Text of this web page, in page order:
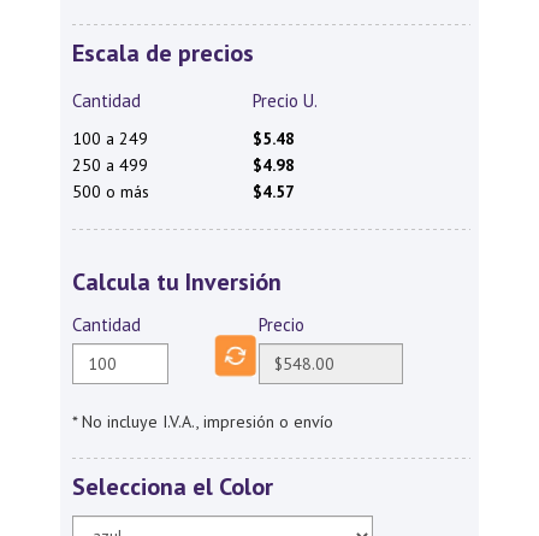
Escala de precios
Cantidad Precio U.
100 a 249
$5.48
250 a 499
$4.98
500 o más
$4.57
Calcula tu Inversión
Cantidad Precio
* No incluye I.V.A., impresión o envío
Selecciona el Color